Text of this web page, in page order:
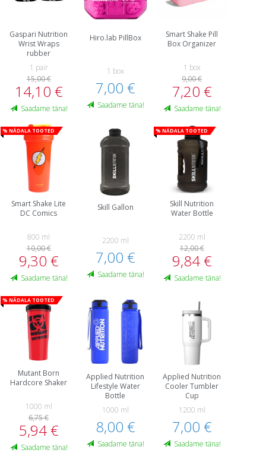
Gaspari Nutrition
Wrist Wraps
rubber
1 pair
15,00 €
14,10 €
Saadame täna!
Hiro.lab PillBox
1 box
7,00 €
Saadame täna!
Smart Shake Pill
Box Organizer
1 box
9,00 €
7,20 €
Saadame täna!
% Nädala tooted
Smart Shake Lite
DC Comics
800 ml
10,00 €
9,30 €
Saadame täna!
Skill Gallon
2200 ml
7,00 €
Saadame täna!
% Nädala tooted
Skill Nutrition
Water Bottle
2200 ml
12,00 €
9,84 €
Saadame täna!
% Nädala tooted
Mutant Born
Hardcore Shaker
1000 ml
6,75 €
5,94 €
Saadame täna!
Applied Nutrition
Lifestyle Water
Bottle
1000 ml
8,00 €
Saadame täna!
Applied Nutrition
Cooler Tumbler
Cup
1200 ml
7,00 €
Saadame täna!